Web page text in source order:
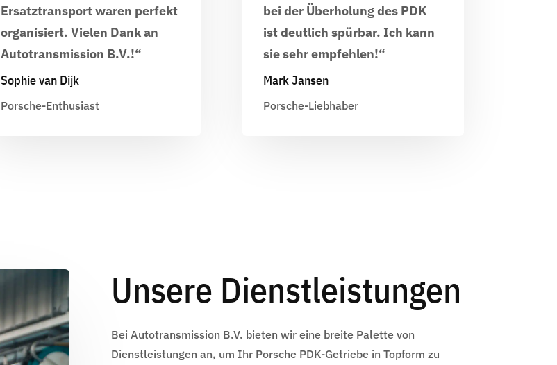
Ersatztransport waren perfekt
organisiert. Vielen Dank an
Autotransmission B.V.!“
Sophie van Dijk
Porsche-Enthusiast
bei der Überholung des PDK
ist deutlich spürbar. Ich kann
sie sehr empfehlen!“
Mark Jansen
Porsche-Liebhaber
Unsere Dienstleistungen
Bei Autotransmission B.V. bieten wir eine breite Palette von
Dienstleistungen an, um Ihr Porsche PDK-Getriebe in Topform zu